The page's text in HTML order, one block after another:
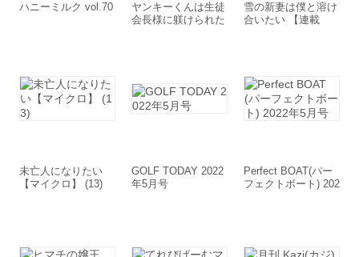
ハニーミルク vol.70
ヤンキーくんは生徒
会長様に躾けられた
雪の新妻は僕と溶け
合いたい 【連載
未亡人になりたい
【マイクロ】 (13)
GOLF TODAY 2022
年5月号
Perfect BOAT(パー
フェクトボート) 202